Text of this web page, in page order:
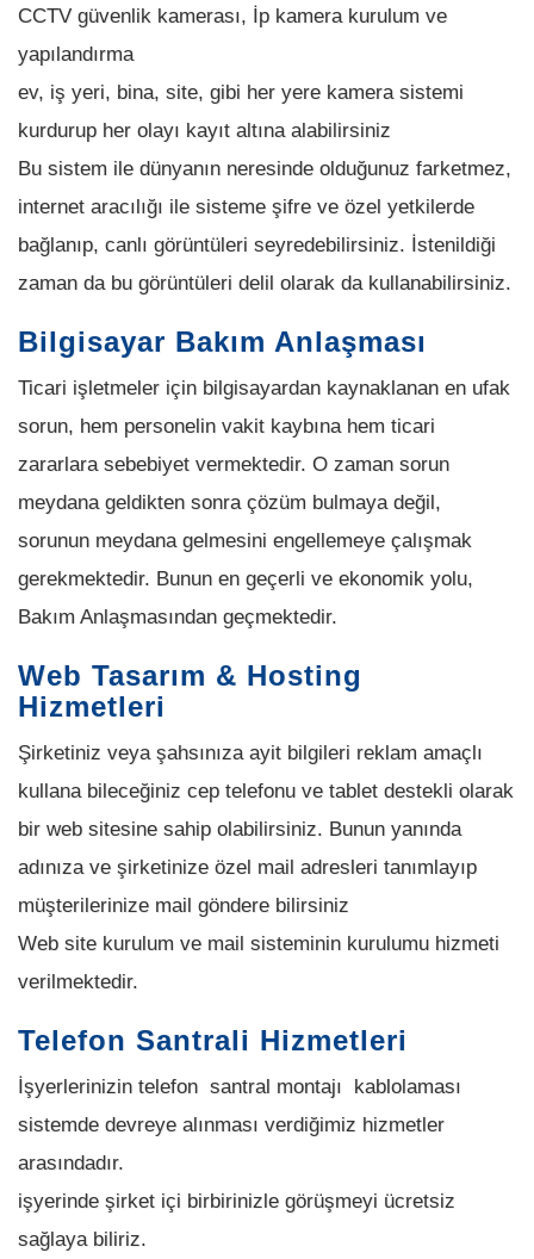
CCTV güvenlik kamerası, İp kamera kurulum ve
yapılandırma
ev, iş yeri, bina, site, gibi her yere kamera sistemi
kurdurup her olayı kayıt altına alabilirsiniz
Bu sistem ile dünyanın neresinde olduğunuz farketmez,
internet aracılığı ile sisteme şifre ve özel yetkilerde
bağlanıp, canlı görüntüleri seyredebilirsiniz. İstenildiği
zaman da bu görüntüleri delil olarak da kullanabilirsiniz.
Bilgisayar Bakım Anlaşması
Ticari işletmeler için bilgisayardan kaynaklanan en ufak
sorun, hem personelin vakit kaybına hem ticari
zararlara sebebiyet vermektedir. O zaman sorun
meydana geldikten sonra çözüm bulmaya değil,
sorunun meydana gelmesini engellemeye çalışmak
gerekmektedir. Bunun en geçerli ve ekonomik yolu,
Bakım Anlaşmasından geçmektedir.
Web Tasarım & Hosting
Hizmetleri
Şirketiniz veya şahsınıza ayit bilgileri reklam amaçlı
kullana bileceğiniz cep telefonu ve tablet destekli olarak
bir web sitesine sahip olabilirsiniz. Bunun yanında
adınıza ve şirketinize özel mail adresleri tanımlayıp
müşterilerinize mail göndere bilirsiniz
Web site kurulum ve mail sisteminin kurulumu hizmeti
verilmektedir.
Telefon Santrali Hizmetleri
İşyerlerinizin telefon santral montajı kablolaması
sistemde devreye alınması verdiğimiz hizmetler
arasındadır.
işyerinde şirket içi birbirinizle görüşmeyi ücretsiz
sağlaya biliriz.